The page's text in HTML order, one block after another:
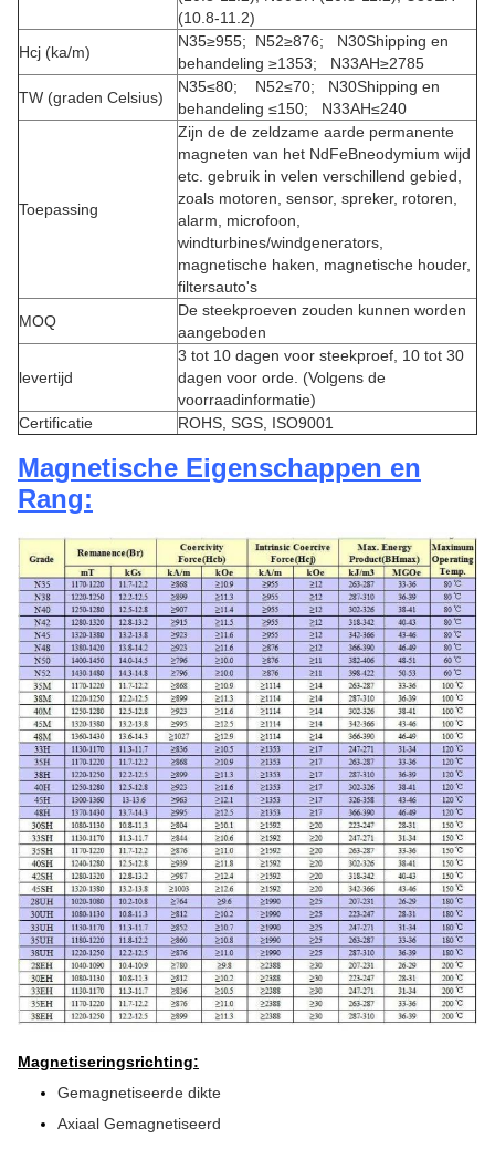
(10.8-11.2)
Hcj (ka/m)
N35≥955; N52≥876; N30Shipping en
behandeling ≥1353; N33AH≥2785
TW (graden Celsius)
N35≤80; N52≤70; N30Shipping en
behandeling ≤150; N33AH≤240
Toepassing
Zijn de de zeldzame aarde permanente
magneten van het NdFeBneodymium wijd
etc. gebruik in velen verschillend gebied,
zoals motoren, sensor, spreker, rotoren,
alarm, microfoon,
windturbines/windgenerators,
magnetische haken, magnetische houder,
filtersauto's
MOQ
De steekproeven zouden kunnen worden
aangeboden
levertijd
3 tot 10 dagen voor steekproef, 10 tot 30
dagen voor orde. (Volgens de
voorraadinformatie)
Certificatie
ROHS, SGS, ISO9001
Magnetische Eigenschappen en
Rang:
Magnetiseringsrichting:
Gemagnetiseerde dikte
Axiaal Gemagnetiseerd